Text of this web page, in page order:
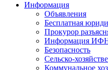
Информация
Объявления
Бесплатная
Прокурор
Информация
Безопасность
Сельско-
Коммунальное